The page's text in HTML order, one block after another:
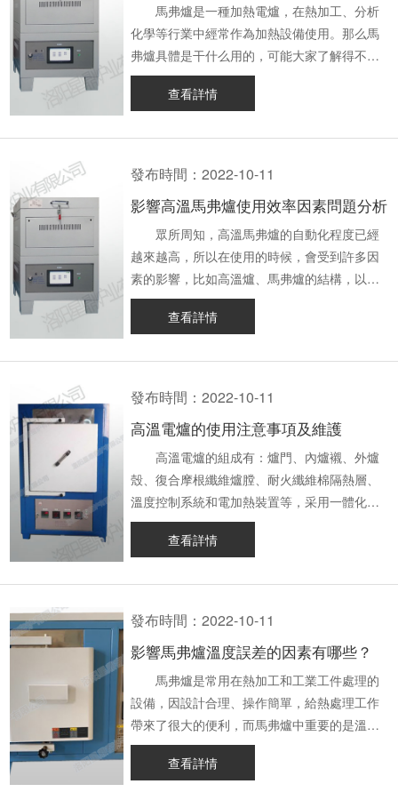
這個觀點其實可以通過一個實驗證實。當我們
使用同樣尺寸、不同功率的馬弗爐，將水加熱
到一千度時，功率大的馬弗爐加熱到一千度，
和功率小的馬弗爐加熱到同樣溫度，需要的熱
量是一樣的，區別只在于功率大的馬弗爐單位
在更短時間內，產生更多的熱量，達到加熱需
求溫度的時間會更快。而功率小的馬弗爐，由
于單位時間內的做工少，相同時間內產生的熱
量也較少，達到加熱需求溫度的時間自然也就
更長。 因此，小編建議大家在選購馬弗
爐時，根據自身的加熱需求，選擇功率合適的
馬弗爐即可，不需要一味的選擇小功率馬弗
爐。 二、降低馬弗爐的耗電量的辦法
馬弗爐的耗電量會受到爐膛空間大小、保
的影響，因此，要降低馬弗爐耗電量，可以從
這幾個方面入手。 1、爐膛大小選擇要合
理 馬弗爐爐膛空間的大小對馬弗爐耗電
量的影響體現在，當爐膛的空間越大，其加熱
材料的尺寸就越大、數量就越多，達到加熱需
求需要的熱量就越多，加熱時間就越長，耗電
量自然也就越多。因此，我們應當根據實際需
求，選擇尺寸合適的爐膛。 2、選擇合適
的保溫材料 馬弗爐保溫性能越好，單位
更快，耗電量更少，因此，選擇合適的保溫材
料、保溫層厚度，是降低馬弗爐耗電量的重要
手段。 3、加熱材料的材質大小要適當
馬弗爐在加熱比熱容大的材料時，需要的
熱量會更多，因此耗電量就越大，而且如果加
熱的材料比較多時，耗電量也會增加。因此，
在選購馬弗爐之前，就應當對未來要加熱材料
的數量、大小、比熱容、加熱需求等有一定的
了解。根據需求選擇合適的馬弗爐，可以有效
馬弗爐是一種加熱電爐，在熱加工、分析
化學等行業中經常作為加熱設備使用。那么馬
弗爐具體是干什么用的，可能大家了解得不是
太多，下面星鼎小編給大家介紹一下馬弗爐的
作用及優點。 一、馬弗爐的作用
作為小型工件的熱加工處理設備使用。
2、馬弗爐作為加熱電爐能夠給合金鋼制品、金
步驟，或者給金剛石等刀片進行高溫燒結。
3、可以給碳鋼、合金鋼、高錳鋼等工件進
行淬火、正火、退火加熱使用。 4、在醫
學行業中，可以用于對藥品的檢驗，預處理醫
學樣品。 5、在分析化學行業中，可以對
水質分析、環境分析等領域所需的樣品進行處
質中的水分、灰分、揮發分等，也可以當做通
用灰化爐進行使用。 二、馬弗爐的優點
1、穩定性強 馬弗爐采用的雙層殼體
結構，能夠保證高溫實驗爐持續穩定的運行，
有些馬弗爐還配備的有風冷系統，風冷系統能
夠使馬弗爐殼體表面始終維持在一個比較低的
狀態。 2、保溫耐用性強 對于高溫
加熱爐來說，爐膛是很重要的組成部分，不論
是在實驗還是其他的熱處理工作中，爐膛對工
膛材料使用的是高純氧化鋁多晶纖維，這種材
質耐用性強，保溫效果較好。 3、自動化
程度高 在常規的同類加熱設備中，都需
要較多人工參與操作，現在隨著技術的逐步發
展，馬弗爐的智能化程度逐步提高，它采用智
能化溫控系統，能夠自動調節和自動整定功
能，還可以編制多段的升溫程序，使溫度控制
更為方便。 4、安全性高 馬弗爐設
定的有開門斷電、漏電保護、過溫報警等功
查看詳情
發布時間：2022-10-11
影響高溫馬弗爐使用效率因素問題分析
眾所周知，高溫馬弗爐的自動化程度已經
越來越高，所以在使用的時候，會受到許多因
素的影響，比如高溫爐、馬弗爐的結構，以及
對電爐工作效率的影響，如果我們不及時去避
免它，就會直接影響工作效率。就會給我們的
的影響高溫馬弗爐使用效率因素以及問題分
析，我們一起來看看吧。 影響高溫馬弗電
量，出現了五點、六點甚至八點的大型加熱
爐，由于溫度升高，使預熱部分變成了一個新
的加熱區。 2.燒嘴的安裝方式也有許多不
同，比如采用了上下兩種不同的逆向燒嘴；均
勻熱鍛采用了爐頂平焰燒口，甚至整個爐形都
是平頂，都是用爐頂燒嘴； 3.為更靈活地
向設置側燒口，使得爐子成為一種僅有一段加
熱器的直通爐。 4.爐的單位產量也從原來
的300~400公斤/（平方米·小時）增加到1噸。
每個高溫馬弗爐的小時生產能力超過350噸。
5.目前，行業已從傳統的推鋼式連續加熱
爐發展到了分步式、輥底式、環形爐、鏈式加
熱器等。部分異形坯以前是在室溫下進行加
熱，如今采用環形加熱方式，大大提高了生產
效率。 6.高溫爐、馬弗爐的自動化是今后
查看詳情
發布時間：2022-10-11
高溫電爐的使用注意事項及維護
高溫電爐的組成有：爐門、內爐襯、外爐
殼、復合摩根纖維爐膛、耐火纖維棉隔熱層、
溫度控制系統和電加熱裝置等，采用一體化設
計，占地面積比較小，操作起來也比較方便。
那么高溫電爐的使用注意事項是什么？平常該
詳細介紹。 一、使用注意事項
1. 千萬不要讓高溫電爐發生受潮的情況，
電爐中間連接的電源線，熔斷器和開關的負載
容量需要稍微比電爐的額定功率大一點。
3. 在將物料放入爐膛的過程中，千萬不要
觸碰到熱電偶，因為伸入爐膛內的熱電偶熱端
在高溫的環境下非常容易折斷。 4.
在檢查線路前，需要先把電源開關關閉，然后
查看詳情
發布時間：2022-10-11
影響馬弗爐溫度誤差的因素有哪些？
馬弗爐是常用在熱加工和工業工件處理的
設備，因設計合理、操作簡單，給熱處理工作
帶來了很大的便利，而馬弗爐中重要的是溫度
是否精.確，這決定了馬弗爐所制作的工件質
量，下面星鼎小編就為大家講解一下影響馬弗
查看詳情